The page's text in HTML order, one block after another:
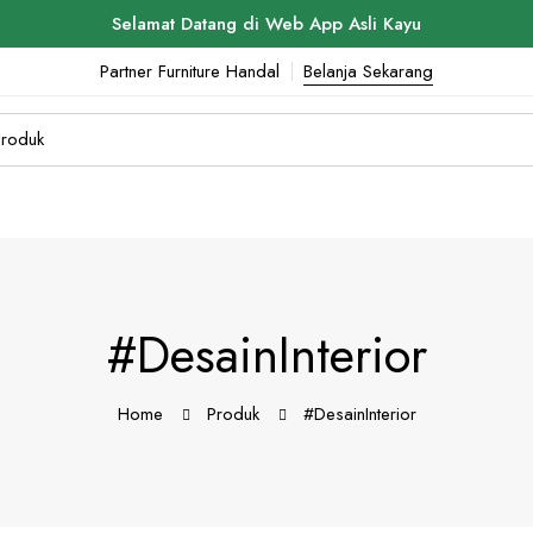
Selamat Datang di Web App Asli Kayu
Partner Furniture Handal
Belanja Sekarang
#DesainInterior
Home Produk #DesainInterior